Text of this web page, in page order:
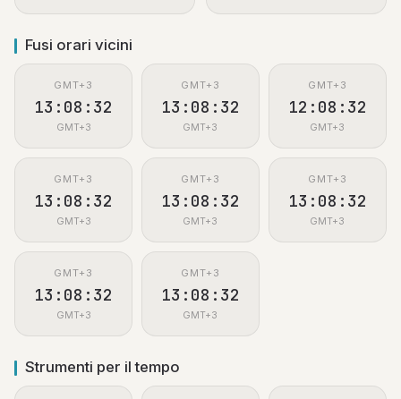
Fusi orari vicini
GMT+3
13:08:33
GMT+3
GMT+3
13:08:33
GMT+3
GMT+3
12:08:33
GMT+3
GMT+3
13:08:33
GMT+3
GMT+3
13:08:33
GMT+3
GMT+3
13:08:33
GMT+3
GMT+3
13:08:33
GMT+3
GMT+3
13:08:33
GMT+3
Strumenti per il tempo